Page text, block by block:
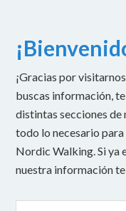
¡Gracias por
buscas información,
distintas secciones de
todo lo necesario para
Nordic Walking. Si ya
nuestra información te